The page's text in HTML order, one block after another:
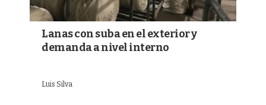
Lanas con suba en el exterior y
demanda a nivel interno
Luis Silva